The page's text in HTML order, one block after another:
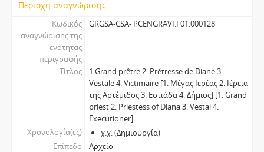
Περιοχή αναγνώρισης
Κωδικός
αναγνώρισης της
ενότητας
περιγραφής
GRGSA-CSA- PCENGRAVI.F01.000128
Τίτλος
1.Grand prêtre 2. Prétresse de Diane 3.
Vestale 4. Victimaire [1. Μέγας Ιερέας 2. Ιέρεια
της Αρτέμιδος 3. Εστιάδα 4. Δήμιος] [1. Grand
priest 2. Priestess of Diana 3. Vestal 4.
Executioner]
Χρονολογία(ες)
χ.χ. (Δημιουργία)
Επίπεδο
Αρχείο